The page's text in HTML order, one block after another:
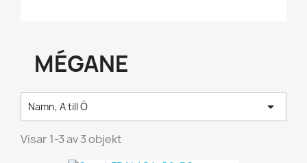
MÉGANE
Namn, A till Ö 
Visar 1-3 av 3 objekt